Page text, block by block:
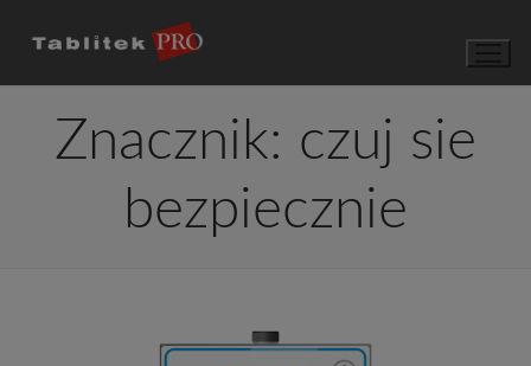
Znacznik: czuj sie
bezpiecznie